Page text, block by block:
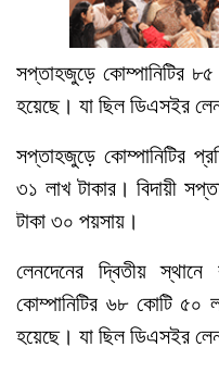
সপ্তাহজুড়ে কোম্পানিটির
হয়েছে। যা ছিল ডিএসইর
সপ্তাহজুড়ে কোম্পানিটির
৩১ লাখ টাকার। বিদায়ী
টাকা ৩০ পয়সায়।
লেনদেনের দ্বিতীয়
কোম্পানিটির ৬৮ কোটি ৫০
হয়েছে। যা ছিল ডিএসইর